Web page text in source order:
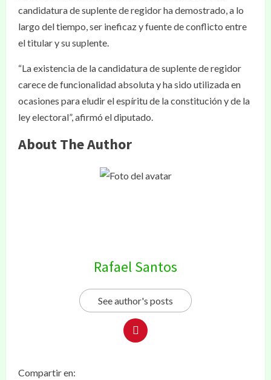
candidatura de suplente de regidor ha demostrado, a lo
largo del tiempo, ser ineficaz y fuente de conflicto entre
el titular y su suplente.
“La existencia de la candidatura de suplente de regidor
carece de funcionalidad absoluta y ha sido utilizada en
ocasiones para eludir el espíritu de la constitución y de la
ley electoral”, afirmó el diputado.
About The Author
Rafael Santos
See author's posts
Compartir en: